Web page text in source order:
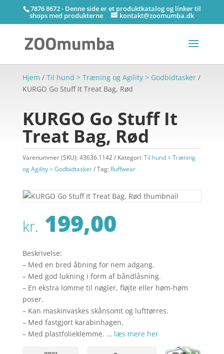
7876 8672 - Denne side er et produktkatalog og linker til
shops med produkterne kontakt@zoomumba.dk
Hjem / Til hund > Træning og Agility > Godbidtasker/
KURGO Go Stuff It Treat Bag, Rød
KURGO Go Stuff It
Treat Bag, Rød
Varenummer (SKU):43636.1142 Kategori:Til hund > Træning
og Agility > Godbidtasker
Tag: Ruffwear
kr. 199,00
Beskrivelse:
– Med en bred åbning for nem adgang.
– Med god lukning i form af båndlåsning.
– En ekstra lomme til nøgler, fløjte eller høm-høm
poser.
– Kan maskinvaskes skånsomt og lufttørres.
– Med fastgjort karabinhagen.
– Med plastfolieklemme. … læs mere her